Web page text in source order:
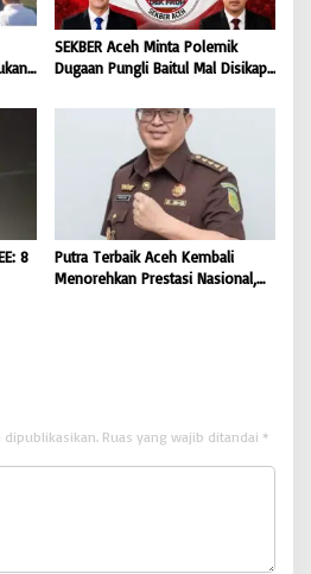
SEKBER Aceh Minta Polemik
Dugaan Pungli Baitul Mal Disikapi
Hukum terhadap Oknum |
BONGKAR ‘Perkara.com
8
Putra Terbaik Aceh Kembali
Menorehkan Prestasi Nasional,
dipublikasikan. Ruas yang wajib ditandai *